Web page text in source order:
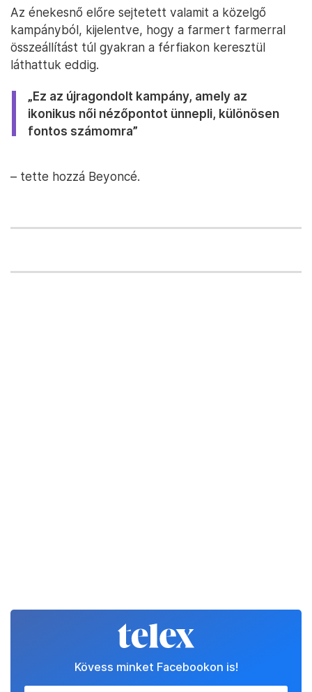
Az énekesnő előre sejtetett valamit a közelgő
kampányból, kijelentve, hogy a farmert farmerral
összeállítást túl gyakran a férfiakon keresztül
láthattuk eddig.
„Ez az újragondolt kampány, amely az
ikonikus női nézőpontot ünnepli, különösen
fontos számomra”
– tette hozzá Beyoncé.
Kövess minket Facebookon is!